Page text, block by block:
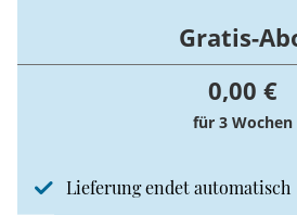
Gratis-
0,00 €
für 3 Wochen
Lieferung endet automatisch